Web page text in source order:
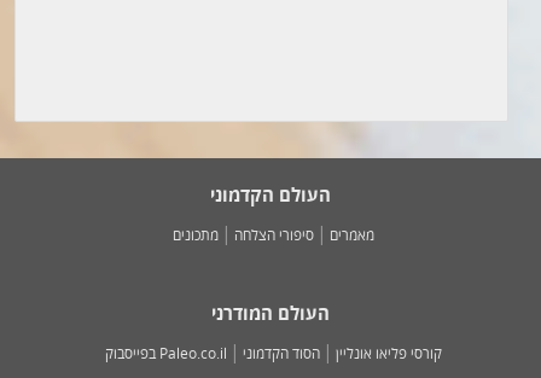
העולם הקדמוני
מאמרים סיפורי הצלחה מתכונים
העולם המודרני
קורסי פליאו אונליין הסוד הקדמוני Paleo.co.il בפייסבוק